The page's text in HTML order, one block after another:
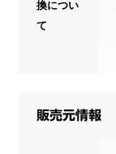
換につい
て
販売元情報